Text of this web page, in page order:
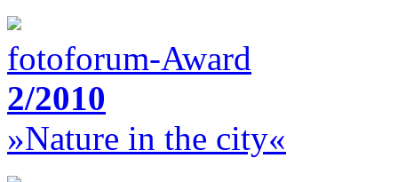
fotoforum-Award
2/2010
»Nature in the city«